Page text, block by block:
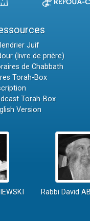
Juif
(livre de prière)
de Chabbath
Torah-Box
Torah-Box
Version
Rabbi David